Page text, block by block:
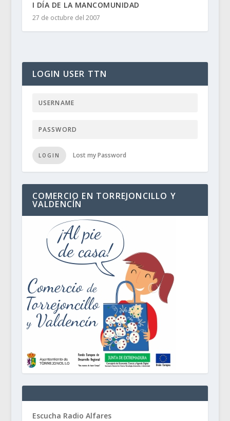
I DÍA DE LA MANCOMUNIDAD
27 de octubre del 2007
LOGIN USER TTN
LOGIN Lost my Password
COMERCIO EN TORREJONCILLO Y
VALDENCÍN
Escucha Radio Alfares